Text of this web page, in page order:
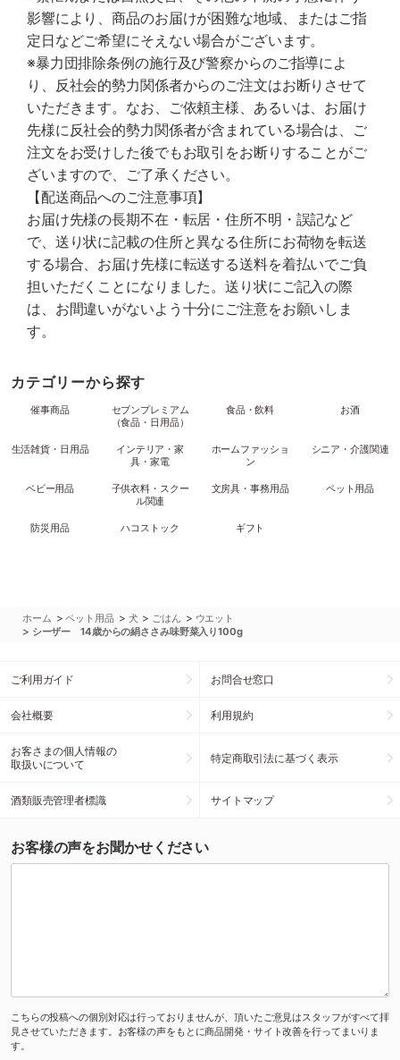
影響により、商品のお届けが困難な地域、またはご指
定日などご希望にそえない場合がございます。
※暴力団排除条例の施行及び警察からのご指導によ
り、反社会的勢力関係者からのご注文はお断りさせて
いただきます。なお、ご依頼主様、あるいは、お届け
先様に反社会的勢力関係者が含まれている場合は、ご
注文をお受けした後でもお取引をお断りすることがご
ざいますので、ご了承ください。
【配送商品へのご注意事項】
お届け先様の長期不在・転居・住所不明・誤記など
で、送り状に記載の住所と異なる住所にお荷物を転送
する場合、お届け先様に転送する送料を着払いでご負
担いただくことになりました。送り状にご記入の際
は、お間違いがないよう十分にご注意をお願いしま
す。
カテゴリーから探す
催事商品
セブンプレミアム
（食品・日用品）
食品・飲料 お酒
生活雑貨・日用品
インテリア・家
具・家電
ホームファッショ
ン
シニア・介護関連
ベビー用品
子供衣料・スクー
ル関連
文房具・事務用品 ペット用品
防災用品 ハコストック ギフト
ホーム >ペット用品 > 犬 > ごはん > ウエット
> シーザー 14歳からの絹ささみ味野菜入り100g
ご利用ガイド お問合せ窓口
会社概要 利用規約
お客さまの個人情報の
取扱いについて
特定商取引法に基づく表示
酒類販売管理者標識 サイトマップ
お客様の声をお聞かせください
こちらの投稿への個別対応は行っておりませんが、頂いたご意見はスタッフがすべて拝
見させていただきます。お客様の声をもとに商品開発・サイト改善を行ってまいりま
す。